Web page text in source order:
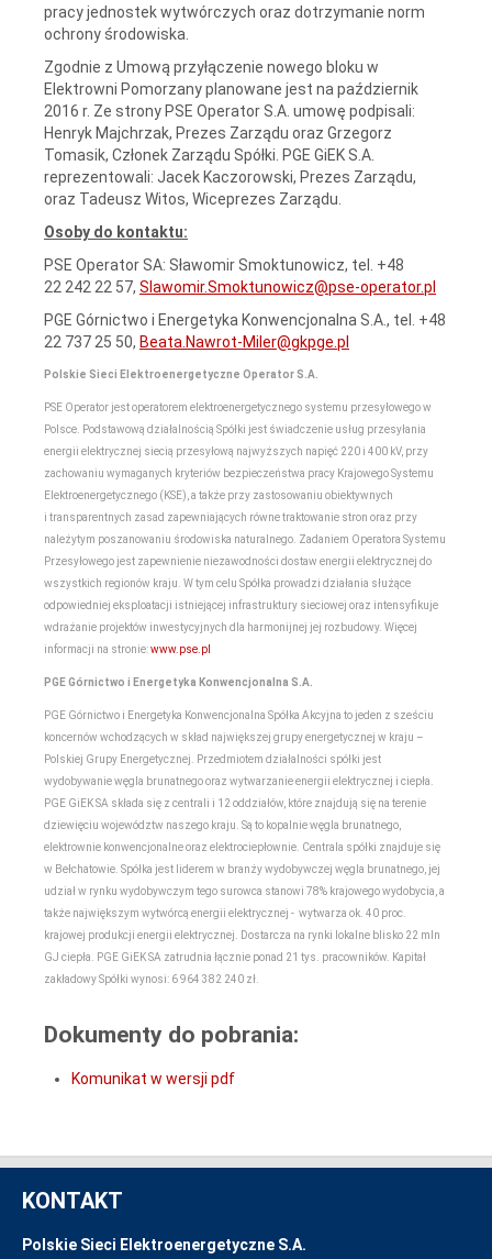
pracy jednostek wytwórczych oraz dotrzymanie norm
ochrony środowiska.
Zgodnie z Umową przyłączenie nowego bloku w
Elektrowni Pomorzany planowane jest na październik
2016 r. Ze strony PSE Operator S.A. umowę podpisali:
Henryk Majchrzak, Prezes Zarządu oraz Grzegorz
Tomasik, Członek Zarządu Spółki. PGE GiEK S.A.
reprezentowali: Jacek Kaczorowski, Prezes Zarządu,
oraz Tadeusz Witos, Wiceprezes Zarządu.
Osoby do kontaktu:
PSE Operator SA: Sławomir Smoktunowicz, tel. +48
22 242 22 57, Slawomir.Smoktunowicz@pse-operator.pl
PGE Górnictwo i Energetyka Konwencjonalna S.A., tel. +48
22 737 25 50, Beata.Nawrot-Miler@gkpge.pl
Polskie Sieci Elektroenergetyczne Operator S.A.
PSE Operator jest operatorem elektroenergetycznego systemu przesyłowego w
Polsce. Podstawową działalnością Spółki jest świadczenie usług przesyłania
energii elektrycznej siecią przesyłową najwyższych napięć 220 i 400 kV, przy
zachowaniu wymaganych kryteriów bezpieczeństwa pracy Krajowego Systemu
Elektroenergetycznego (KSE), a także przy zastosowaniu obiektywnych
i transparentnych zasad zapewniających równe traktowanie stron oraz przy
należytym poszanowaniu środowiska naturalnego. Zadaniem Operatora Systemu
Przesyłowego jest zapewnienie niezawodności dostaw energii elektrycznej do
wszystkich regionów kraju. W tym celu Spółka prowadzi działania służące
odpowiedniej eksploatacji istniejącej infrastruktury sieciowej oraz intensyfikuje
wdrażanie projektów inwestycyjnych dla harmonijnej jej rozbudowy. Więcej
informacji na stronie:www.pse.pl
PGE Górnictwo i Energetyka Konwencjonalna S.A.
PGE Górnictwo i Energetyka Konwencjonalna Spółka Akcyjna to jeden z sześciu
koncernów wchodzących w skład największej grupy energetycznej w kraju –
Polskiej Grupy Energetycznej. Przedmiotem działalności spółki jest
wydobywanie węgla brunatnego oraz wytwarzanie energii elektrycznej i ciepła.
PGE GiEK SA składa się z centrali i 12 oddziałów, które znajdują się na terenie
dziewięciu województw naszego kraju. Są to kopalnie węgla brunatnego,
elektrownie konwencjonalne oraz elektrociepłownie. Centrala spółki znajduje się
w Bełchatowie. Spółka jest liderem w branży wydobywczej węgla brunatnego, jej
udział w rynku wydobywczym tego surowca stanowi 78% krajowego wydobycia, a
także największym wytwórcą energii elektrycznej - wytwarza ok. 40 proc.
krajowej produkcji energii elektrycznej. Dostarcza na rynki lokalne blisko 22 mln
GJ ciepła. PGE GiEK SA zatrudnia łącznie ponad 21 tys. pracowników. Kapitał
zakładowy Spółki wynosi: 6 964 382 240 zł.
Dokumenty do pobrania:
Komunikat w wersji pdf
KONTAKT
Polskie Sieci Elektroenergetyczne S.A.